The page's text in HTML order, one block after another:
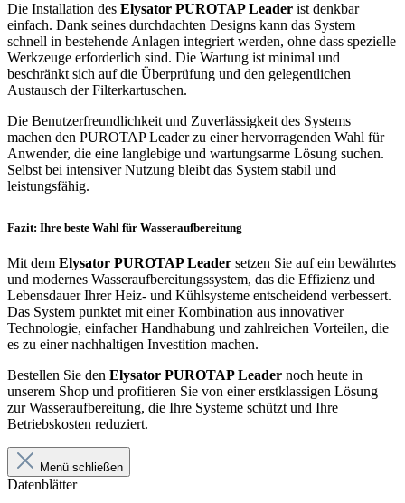
Die Installation des Elysator PUROTAP Leader ist denkbar
einfach. Dank seines durchdachten Designs kann das System
schnell in bestehende Anlagen integriert werden, ohne dass spezielle
Werkzeuge erforderlich sind. Die Wartung ist minimal und
beschränkt sich auf die Überprüfung und den gelegentlichen
Austausch der Filterkartuschen.
Die Benutzerfreundlichkeit und Zuverlässigkeit des Systems
machen den PUROTAP Leader zu einer hervorragenden Wahl für
Anwender, die eine langlebige und wartungsarme Lösung suchen.
Selbst bei intensiver Nutzung bleibt das System stabil und
leistungsfähig.
Fazit: Ihre beste Wahl für Wasseraufbereitung
Mit dem Elysator PUROTAP Leader setzen Sie auf ein bewährtes
und modernes Wasseraufbereitungssystem, das die Effizienz und
Lebensdauer Ihrer Heiz- und Kühlsysteme entscheidend verbessert.
Das System punktet mit einer Kombination aus innovativer
Technologie, einfacher Handhabung und zahlreichen Vorteilen, die
es zu einer nachhaltigen Investition machen.
Bestellen Sie den Elysator PUROTAP Leader noch heute in
unserem Shop und profitieren Sie von einer erstklassigen Lösung
zur Wasseraufbereitung, die Ihre Systeme schützt und Ihre
Betriebskosten reduziert.
Menü schließen
Datenblätter